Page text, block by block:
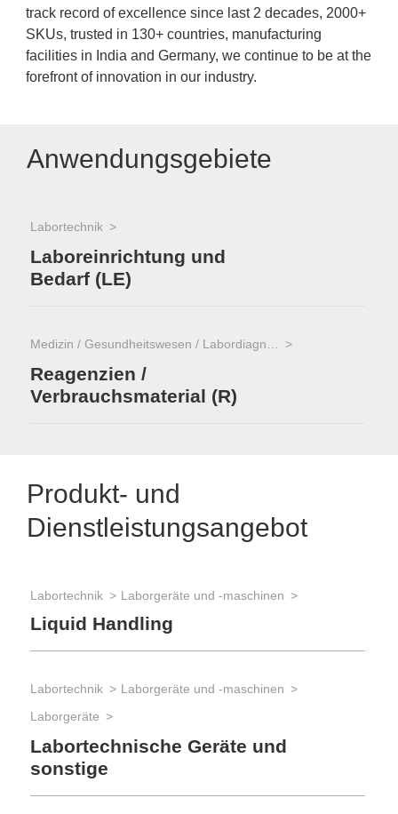
track record of excellence since last 2 decades, 2000+
SKUs, trusted in 130+ countries, manufacturing
facilities in India and Germany, we continue to be at the
forefront of innovation in our industry.
Anwendungsgebiete
Labortechnik
Laboreinrichtung und
Bedarf (LE)
Reagenzien /
Verbrauchsmaterial (R)
Produkt- und
Dienstleistungsangebot
Labortechnik Laborgeräte und -maschinen
Liquid Handling
Labortechnik
Laborgeräte und -maschinen
Laborgeräte
Labortechnische Geräte und
sonstige